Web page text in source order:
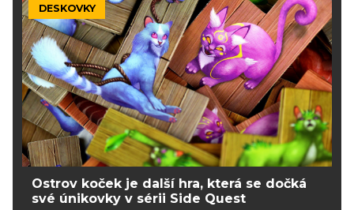
DESKOVKY
Ostrov koček je další hra, která se dočká
své únikovky v sérii Side Quest